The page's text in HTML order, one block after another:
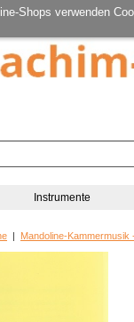
Shops verwenden
Instrumente
| Mandoline-Kammermusik